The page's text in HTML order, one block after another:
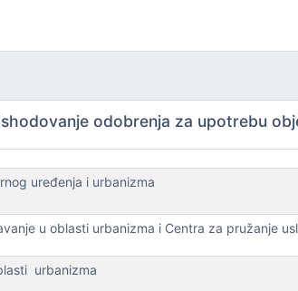
odobrenja za upotrebu
uređenja i urbanizma
u oblasti urbanizma i Centra za pružanje
urbanizma